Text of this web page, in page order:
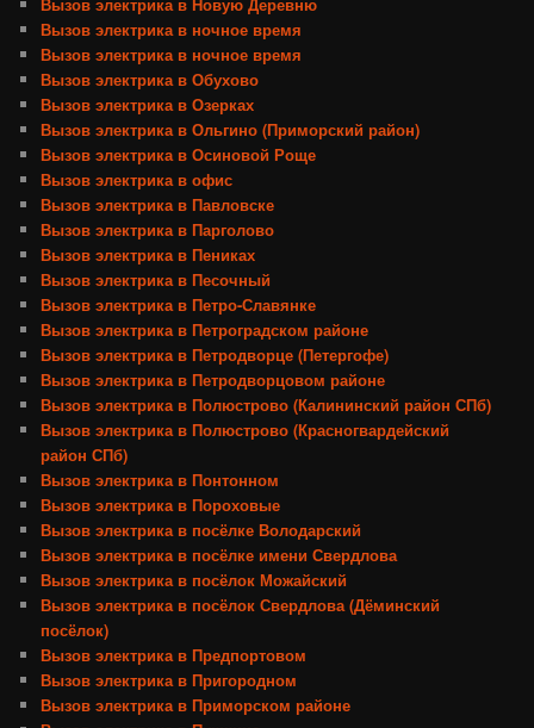
Вызов электрика в Новую Деревню
Вызов электрика в ночное время
Вызов электрика в ночное время
Вызов электрика в Обухово
Вызов электрика в Озерках
Вызов электрика в Ольгино (Приморский район)
Вызов электрика в Осиновой Роще
Вызов электрика в офис
Вызов электрика в Павловске
Вызов электрика в Парголово
Вызов электрика в Пениках
Вызов электрика в Песочный
Вызов электрика в Петро-Славянке
Вызов электрика в Петроградском районе
Вызов электрика в Петродворце (Петергофе)
Вызов электрика в Петродворцовом районе
Вызов электрика в Полюстрово (Калининский район СПб)
Вызов электрика в Полюстрово (Красногвардейский
район СПб)
Вызов электрика в Понтонном
Вызов электрика в Пороховые
Вызов электрика в посёлке Володарский
Вызов электрика в посёлке имени Свердлова
Вызов электрика в посёлок Можайский
Вызов электрика в посёлок Свердлова (Дёминский
посёлок)
Вызов электрика в Предпортовом
Вызов электрика в Пригородном
Вызов электрика в Приморском районе